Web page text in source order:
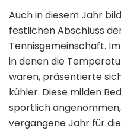
Auch in diesem Jahr
festlichen Abschluss
Tennisgemeinschaft.
in denen die
waren, präsentierte
kühler. Diese milden
sportlich
vergangene Jahr für